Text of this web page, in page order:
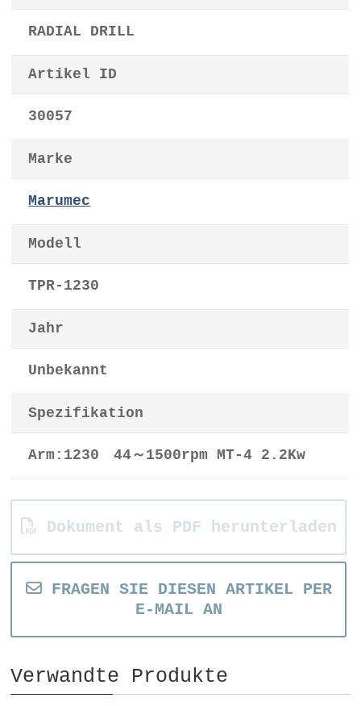
RADIAL DRILL
Artikel ID
30057
Marke
Marumec
Modell
TPR-1230
Jahr
Unbekannt
Spezifikation
Arm:1230 44～1500rpm MT-4 2.2Kw
Dokument als PDF herunterladen
FRAGEN SIE DIESEN ARTIKEL PER
E-MAIL AN
Verwandte Produkte